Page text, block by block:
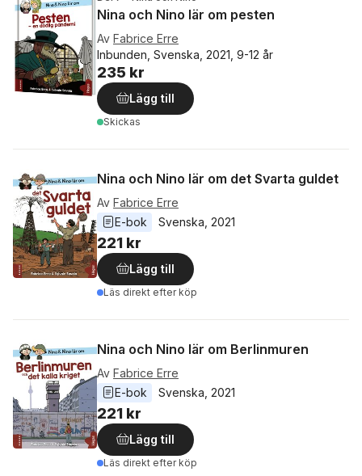
Nina och Nino lär om pesten
Av Fabrice Erre
Inbunden, Svenska, 2021, 9-12 år
235 kr
Lägg till
Skickas
Nina och Nino lär om det Svarta guldet
Av Fabrice Erre
E-bok
Svenska 2021
221 kr
Lägg till
Läs direkt efter köp
Nina och Nino lär om Berlinmuren
Av Fabrice Erre
E-bok
Svenska 2021
221 kr
Lägg till
Läs direkt efter köp